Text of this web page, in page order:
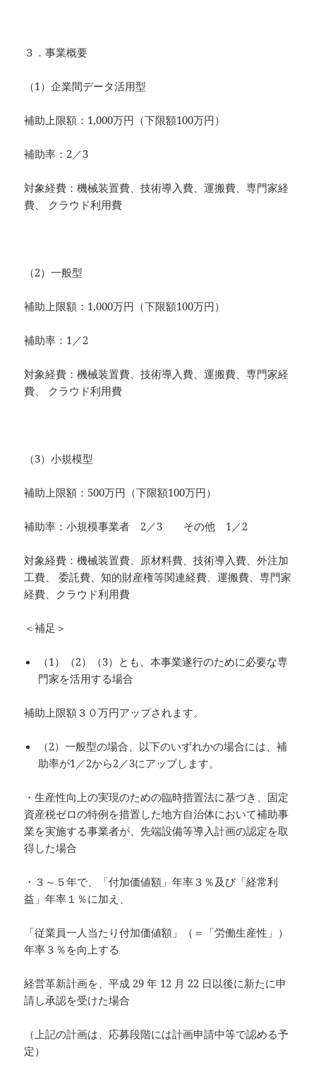
３．事業概要
（1）企業間データ活用型
補助上限額：1,000万円（下限額100万円）
補助率：2／3
対象経費：機械装置費、技術導入費、運搬費、専門家経
費、 クラウド利用費
（2）一般型
補助上限額：1,000万円（下限額100万円）
補助率：1／2
対象経費：機械装置費、技術導入費、運搬費、専門家経
費、 クラウド利用費
（3）小規模型
補助上限額：500万円（下限額100万円）
補助率：小規模事業者 2／3 その他 1／2
対象経費：機械装置費、原材料費、技術導入費、外注加
工費、 委託費、知的財産権等関連経費、運搬費、専門家
経費、クラウド利用費
＜補足＞
（1）（2）（3）とも、本事業遂行のために必要な専
門家を活用する場合
補助上限額３０万円アップされます。
（2）一般型の場合、以下のいずれかの場合には、補
助率が1／2から2／3にアップします。
・生産性向上の実現のための臨時措置法に基づき、固定
資産税ゼロの特例を措置した地方自治体において補助事
業を実施する事業者が、先端設備等導入計画の認定を取
得した場合
・３～５年で、「付加価値額」年率３％及び「経常利
益」年率１％に加え、
「従業員一人当たり付加価値額」（＝「労働生産性」）
年率３％を向上する
経営革新計画を、平成 29 年 12 月 22 日以後に新たに申
請し承認を受けた場合
（上記の計画は、応募段階には計画申請中等で認める予
定）